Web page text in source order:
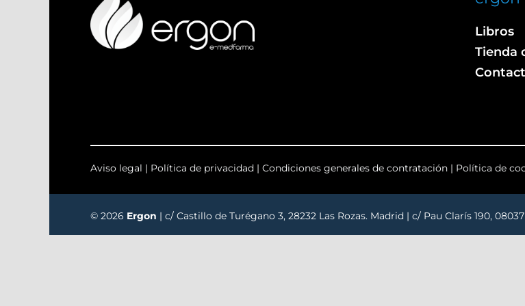
Libros
Tienda
Aviso legal | Política de privacidad | Condiciones generales de contratación| Política de
© 2026 Ergon | c/ Castillo de Turégano 3, 28232 Las Rozas. Madrid | c/ Pau Clarís 190,